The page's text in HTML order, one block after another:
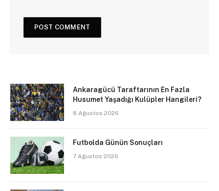
Ankaragücü Taraftarının En Fazla
Husumet Yaşadığı Kulüpler Hangileri?
8 Ağustos 2026
Futbolda Günün Sonuçları
7 Ağustos 2026